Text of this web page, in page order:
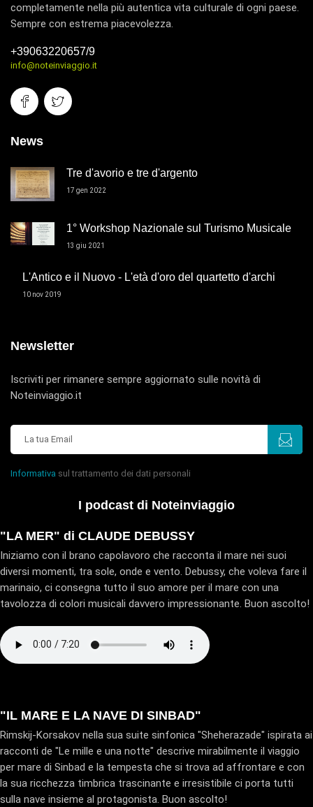
completamente nella più autentica vita culturale di ogni paese.
Sempre con estrema piacevolezza.
+39063220657/9
info@noteinviaggio.it
News
Tre d'avorio e tre d'argento
17 gen 2022
1° Workshop Nazionale sul Turismo Musicale
13 giu 2021
L'Antico e il Nuovo - L'età d'oro del quartetto d'archi
10 nov 2019
Newsletter
Iscriviti per rimanere sempre aggiornato sulle novità di
Noteinviaggio.it
Informativa sul trattamento dei dati personali
I podcast di Noteinviaggio
"LA MER" di CLAUDE DEBUSSY
Iniziamo con il brano capolavoro che racconta il mare nei suoi
diversi momenti, tra sole, onde e vento. Debussy, che voleva fare il
marinaio, ci consegna tutto il suo amore per il mare con una
tavolozza di colori musicali davvero impressionante. Buon ascolto!
"IL MARE E LA NAVE DI SINBAD"
Rimskij-Korsakov nella sua suite sinfonica "Sheherazade" ispirata ai
racconti de "Le mille e una notte" descrive mirabilmente il viaggio
per mare di Sinbad e la tempesta che si trova ad affrontare e con
la sua ricchezza timbrica trascinante e irresistibile ci porta tutti
sulla nave insieme al protagonista. Buon ascolto!